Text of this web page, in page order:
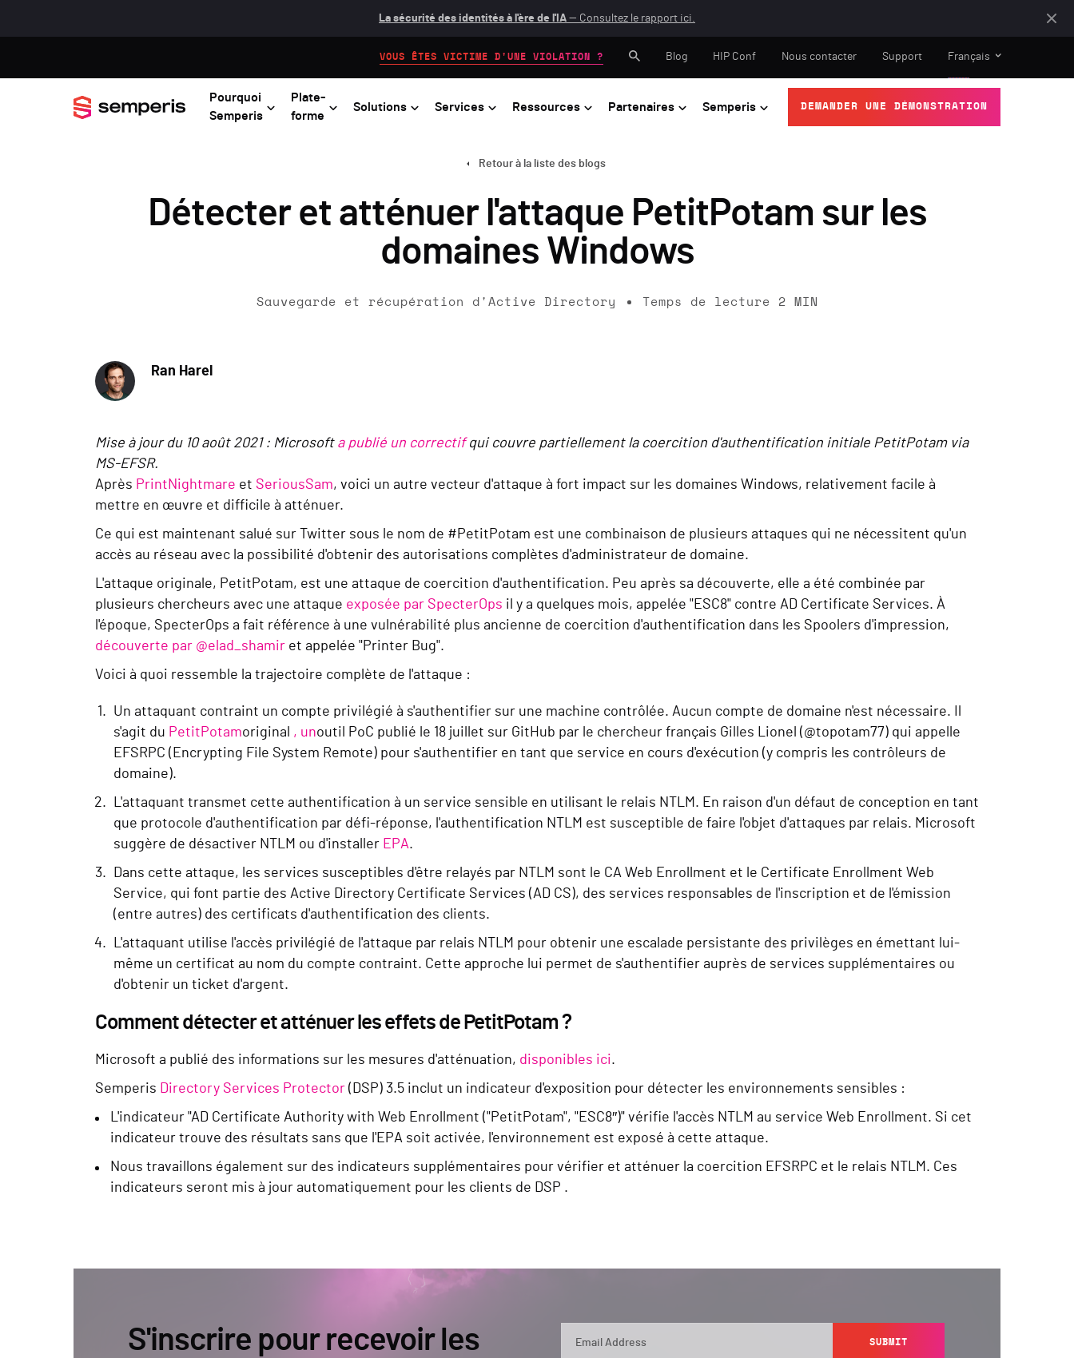
La sécurité des identités à l'ère de l'IA — Consultez le rapport ici.
Pourquoi
Semperis
Plate-
forme
Solutions Services Ressources Partenaires Semperis DEMANDER UNE DÉMONSTRATION
VOUS ÊTES VICTIME D'UNE VIOLATION ? Blog HIP Conf Nous contacter Support Français
Retour à la liste des blogs
Détecter et atténuer l'attaque PetitPotam sur les
domaines Windows
Sauvegarde et récupération d'Active Directory Temps de lecture 2 MIN
Ran Harel
Mise à jour du 10 août 2021 : Microsoft a publié un correctifqui couvre partiellement la coercition d'authentification initiale PetitPotam via
MS-EFSR.
Après PrintNightmare et SeriousSam, voici un autre vecteur d'attaque à fort impact sur les domaines Windows, relativement facile à
mettre en œuvre et difficile à atténuer.
Ce qui est maintenant salué sur Twitter sous le nom de #PetitPotam est une combinaison de plusieurs attaques qui ne nécessitent qu'un
accès au réseau avec la possibilité d'obtenir des autorisations complètes d'administrateur de domaine.
L'attaque originale, PetitPotam, est une attaque de coercition d'authentification. Peu après sa découverte, elle a été combinée par
plusieurs chercheurs avec une attaque exposée par SpecterOps il y a quelques mois, appelée "ESC8" contre AD Certificate Services. À
l'époque, SpecterOps a fait référence à une vulnérabilité plus ancienne de coercition d'authentification dans les Spoolers d'impression,
découverte par @elad_shamir et appelée "Printer Bug".
Voici à quoi ressemble la trajectoire complète de l'attaque :
Un attaquant contraint un compte privilégié à s'authentifier sur une machine contrôlée. Aucun compte de domaine n'est nécessaire. Il
s'agit du PetitPotamoriginal , unoutil PoC publié le 18 juillet sur GitHub par le chercheur français Gilles Lionel (@topotam77) qui appelle
EFSRPC (Encrypting File System Remote) pour s'authentifier en tant que service en cours d'exécution (y compris les contrôleurs de
domaine).
L'attaquant transmet cette authentification à un service sensible en utilisant le relais NTLM. En raison d'un défaut de conception en tant
que protocole d'authentification par défi-réponse, l'authentification NTLM est susceptible de faire l'objet d'attaques par relais. Microsoft
suggère de désactiver NTLM ou d'installer EPA.
Dans cette attaque, les services susceptibles d'être relayés par NTLM sont le CA Web Enrollment et le Certificate Enrollment Web
Service, qui font partie des Active Directory Certificate Services (AD CS), des services responsables de l'inscription et de l'émission
(entre autres) des certificats d'authentification des clients.
L'attaquant utilise l'accès privilégié de l'attaque par relais NTLM pour obtenir une escalade persistante des privilèges en émettant lui-
même un certificat au nom du compte contraint. Cette approche lui permet de s'authentifier auprès de services supplémentaires ou
d'obtenir un ticket d'argent.
Comment détecter et atténuer les effets de PetitPotam ?
Microsoft a publié des informations sur les mesures d'atténuation, disponibles ici.
Semperis Directory Services Protector (DSP) 3.5 inclut un indicateur d'exposition pour détecter les environnements sensibles :
L'indicateur "AD Certificate Authority with Web Enrollment ("PetitPotam", "ESC8″)" vérifie l'accès NTLM au service Web Enrollment. Si cet
indicateur trouve des résultats sans que l'EPA soit activée, l'environnement est exposé à cette attaque.
Nous travaillons également sur des indicateurs supplémentaires pour vérifier et atténuer la coercition EFSRPC et le relais NTLM. Ces
indicateurs seront mis à jour automatiquement pour les clients de DSP .
S'inscrire pour recevoir les
SUBMIT